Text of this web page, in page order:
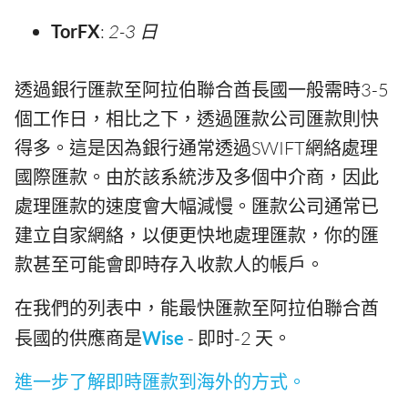
TorFX: 2-3 日
透過銀行匯款至阿拉伯聯合酋長國一般需時3-5
個工作日，相比之下，透過匯款公司匯款則快
得多。這是因為銀行通常透過SWIFT網絡處理
國際匯款。由於該系統涉及多個中介商，因此
處理匯款的速度會大幅減慢。匯款公司通常已
建立自家網絡，以便更快地處理匯款，你的匯
款甚至可能會即時存入收款人的帳戶。
在我們的列表中，能最快匯款至阿拉伯聯合酋
長國的供應商是Wise - 即时-2 天。
進一步了解即時匯款到海外的方式。